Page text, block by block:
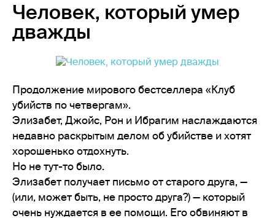
Человек, который умер
дважды
Продолжение мирового бестселлера «Клуб
убийств по четвергам».
Элизабет, Джойс, Рон и Ибрагим наслаждаются
недавно раскрытым делом об убийстве и хотят
хорошенько отдохнуть.
Но не тут-то было.
Элизабет получает письмо от старого друга, —
(или, может быть, не просто друга?) — который
очень нуждается в ее помощи. Его обвиняют в